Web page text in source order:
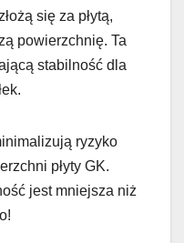
się za płytą,
powierzchnię. Ta
stabilność dla
ryzyko
płyty GK.
jest mniejsza niż